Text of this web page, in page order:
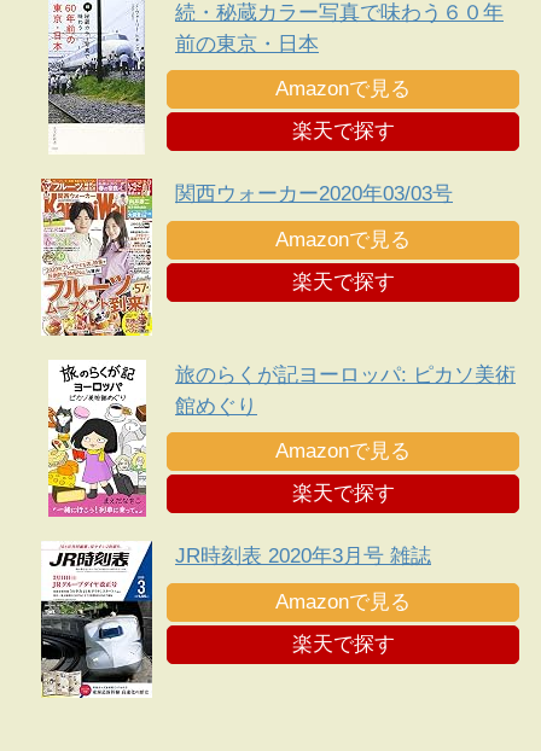
続・秘蔵カラー写真で味わう６０年
前の東京・日本
Amazonで見る
楽天で探す
関西ウォーカー2020年03/03号
Amazonで見る
楽天で探す
旅のらくが記ヨーロッパ: ピカソ美術
館めぐり
Amazonで見る
楽天で探す
JR時刻表 2020年3月号 雑誌
Amazonで見る
楽天で探す